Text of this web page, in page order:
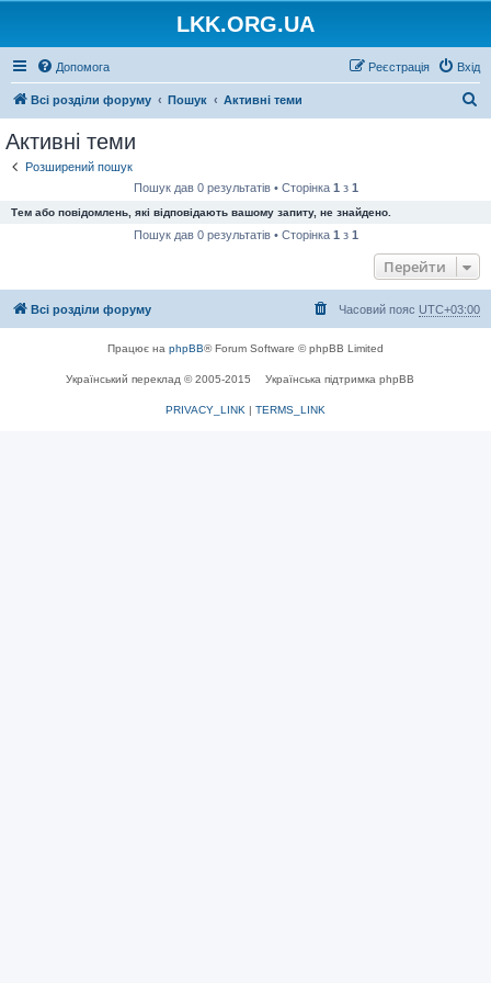
LKK.ORG.UA
Допомога Вхід
Реєстрація
Всі розділи форуму Пошук Активні теми
Активні теми
Розширений пошук
Пошук дав 0 результатів • Сторінка 1 з 1
Тем або повідомлень, які відповідають вашому запиту, не знайдено.
Пошук дав 0 результатів • Сторінка 1 з 1
Перейти
Всі розділи форуму Часовий пояс UTC+03:00
Працює на phpBB® Forum Software © phpBB Limited
Український переклад © 2005-2015 Українська підтримка phpBB
PRIVACY_LINK | TERMS_LINK